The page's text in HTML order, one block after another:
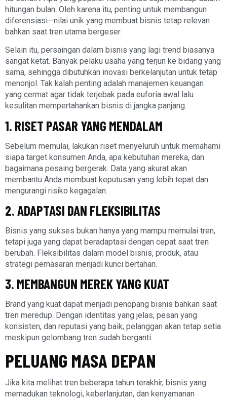
hitungan bulan. Oleh karena itu, penting untuk membangun
diferensiasi—nilai unik yang membuat bisnis tetap relevan
bahkan saat tren utama bergeser.
Selain itu, persaingan dalam bisnis yang lagi trend biasanya
sangat ketat. Banyak pelaku usaha yang terjun ke bidang yang
sama, sehingga dibutuhkan inovasi berkelanjutan untuk tetap
menonjol. Tak kalah penting adalah manajemen keuangan
yang cermat agar tidak terjebak pada euforia awal lalu
kesulitan mempertahankan bisnis di jangka panjang.
1. RISET PASAR YANG MENDALAM
Sebelum memulai, lakukan riset menyeluruh untuk memahami
siapa target konsumen Anda, apa kebutuhan mereka, dan
bagaimana pesaing bergerak. Data yang akurat akan
membantu Anda membuat keputusan yang lebih tepat dan
mengurangi risiko kegagalan.
2. ADAPTASI DAN FLEKSIBILITAS
Bisnis yang sukses bukan hanya yang mampu memulai tren,
tetapi juga yang dapat beradaptasi dengan cepat saat tren
berubah. Fleksibilitas dalam model bisnis, produk, atau
strategi pemasaran menjadi kunci bertahan.
3. MEMBANGUN MEREK YANG KUAT
Brand yang kuat dapat menjadi penopang bisnis bahkan saat
tren meredup. Dengan identitas yang jelas, pesan yang
konsisten, dan reputasi yang baik, pelanggan akan tetap setia
meskipun gelombang tren sudah berganti.
PELUANG MASA DEPAN
Jika kita melihat tren beberapa tahun terakhir, bisnis yang
memadukan teknologi, keberlanjutan, dan kenyamanan